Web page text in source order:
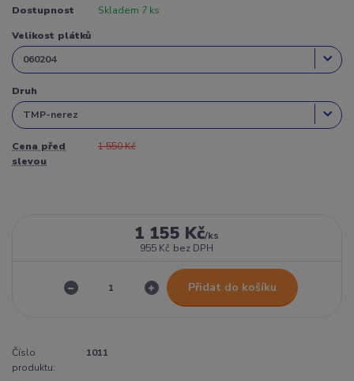
Dostupnost Skladem 7 ks
Velikost plátků
Druh
Cena před
slevou
1 550 Kč
1 155 Kč/ks
955 Kč bez DPH
Přidat do košíku
Číslo
produktu:
1011